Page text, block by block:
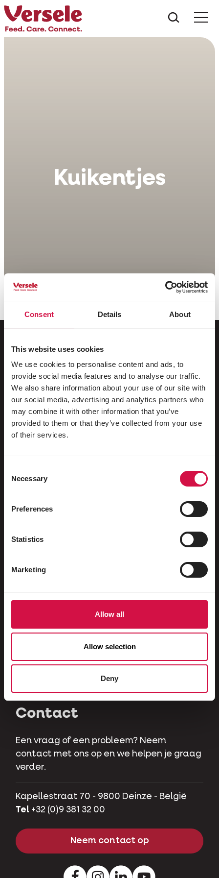
Consent Details About
This website uses cookies
We use cookies to personalise content and ads, to
provide social media features and to analyse our traffic.
We also share information about your use of our site with
our social media, advertising and analytics partners who
may combine it with other information that you’ve
provided to them or that they’ve collected from your use
of their services.
Selection
Necessary
Preferences
Statistics
Marketing
Allow all
Allow selection
Deny
Kuikentjes
Voor jouw dier
Siervogels
Buitenvogels
Steltlopers & loopvogels
Sierduiven
Fretten
Reptielen
Hoenders
Herbivoren
Contact
Een vraag of een probleem? Neem
contact met ons op en we helpen je graag
verder.
Kapellestraat 70 - 9800 Deinze - België
Tel +32 (0)9 381 32 00
Neem contact op
FacebookInstagramLinkedInYoutube